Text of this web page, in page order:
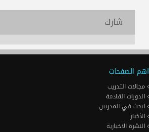
شارك
اهم الصفحات
مجالات التدريب
الدورات القادمة
ابحث في المدربين
الأخبار
النشرة الاخبارية